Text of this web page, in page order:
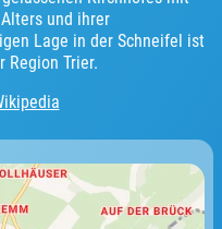
und ihrer
Lage in der Schneifel ist
Region Trier.